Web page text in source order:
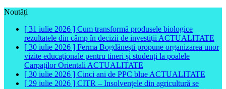
Noutăți
[ 31 iulie 2026 ] Cum transformă produsele biologice
rezultatele din câmp în decizii de investiții ACTUALITATE
[ 30 iulie 2026 ] Ferma Bogdănești propune organizarea unor
vizite educaționale pentru tineri și studenți la poalele
Carpaților Orientali ACTUALITATE
[ 30 iulie 2026 ] Cinci ani de PPC blue ACTUALITATE
[ 29 iulie 2026 ] CITR – Insolvențele din agricultură se